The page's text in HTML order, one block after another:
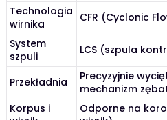
Technologia
wirnika
CFR (Cyclonic
System
szpuli
LCS (szpula
Przekładnia
Precyzyjnie
mechanizm
Korpus i
Odporne na